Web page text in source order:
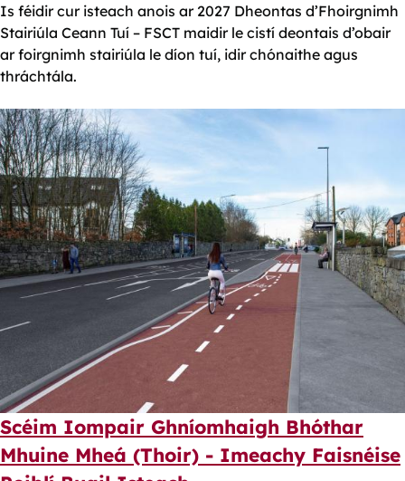
Is féidir cur isteach anois ar 2027 Dheontas d’Fhoirgnimh
Stairiúla Ceann Tuí – FSCT maidir le cistí deontais d’obair
ar foirgnimh stairiúla le díon tuí, idir chónaithe agus
thráchtála.
Scéim Iompair Ghníomhaigh Bhóthar
Mhuine Mheá (Thoir) - Imeachy Faisnéise